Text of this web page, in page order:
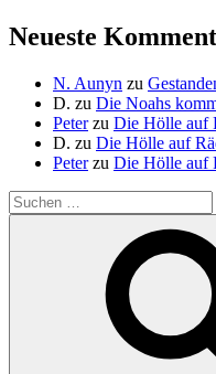
Neueste
N. Aunyn zu
D. zu Die Noahs
Peterzu Die Hölle auf
D. zu Die Hölle auf
Peterzu Die Hölle auf
Suche
nach: